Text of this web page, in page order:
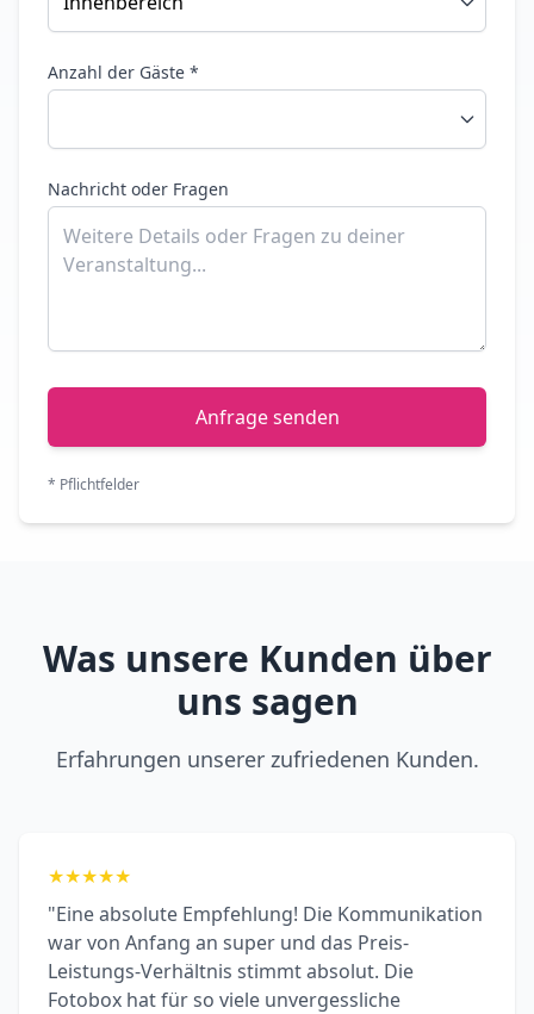
Anzahl der Gäste *
Nachricht oder Fragen
Anfrage senden
* Pflichtfelder
Was unsere Kunden über
uns sagen
Erfahrungen unserer zufriedenen Kunden.
★★★★★
"Eine absolute Empfehlung! Die Kommunikation
war von Anfang an super und das Preis-
Leistungs-Verhältnis stimmt absolut. Die
Fotobox hat für so viele unvergessliche